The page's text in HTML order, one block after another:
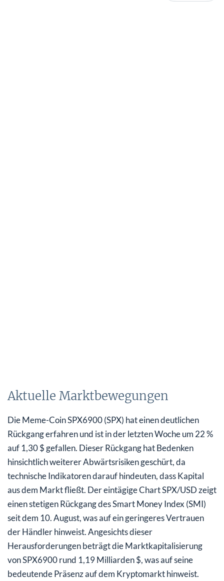
Aktuelle Marktbewegungen
Die Meme-Coin SPX6900 (SPX) hat einen deutlichen
Rückgang erfahren und ist in der letzten Woche um 22 %
auf 1,30 $ gefallen. Dieser Rückgang hat Bedenken
hinsichtlich weiterer Abwärtsrisiken geschürt, da
technische Indikatoren darauf hindeuten, dass Kapital
aus dem Markt fließt. Der eintägige Chart SPX/USD zeigt
einen stetigen Rückgang des Smart Money Index (SMI)
seit dem 10. August, was auf ein geringeres Vertrauen
der Händler hinweist. Angesichts dieser
Herausforderungen beträgt die Marktkapitalisierung
von SPX6900 rund 1,19 Milliarden $, was auf seine
bedeutende Präsenz auf dem Kryptomarkt hinweist.